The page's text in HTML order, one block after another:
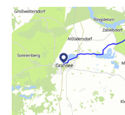
berühmten Ribbeck im
denkmalgeschützten
durch märkische Flur Richtung
Mildenberg. Hier beginnt
Abschnitte des Pilgerwegs:
Tonstiche kommt die Havel in
Treidelweg führt auf die
bucklige Konstruktion über
Die Pilger passieren